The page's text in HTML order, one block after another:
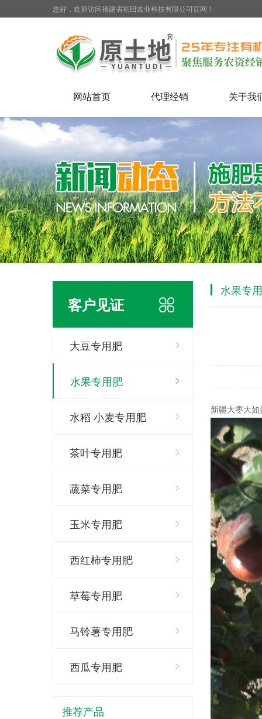
您好，欢迎访问福建省初田农业科技有限公司官网！
网站首页 代理经销 关于我
客户见证
大豆专用肥
水果专用肥
水稻 小麦专用肥
茶叶专用肥
蔬菜专用肥
玉米专用肥
西红柿专用肥
草莓专用肥
马铃薯专用肥
西瓜专用肥
推荐产品
水果专
新疆大枣大如